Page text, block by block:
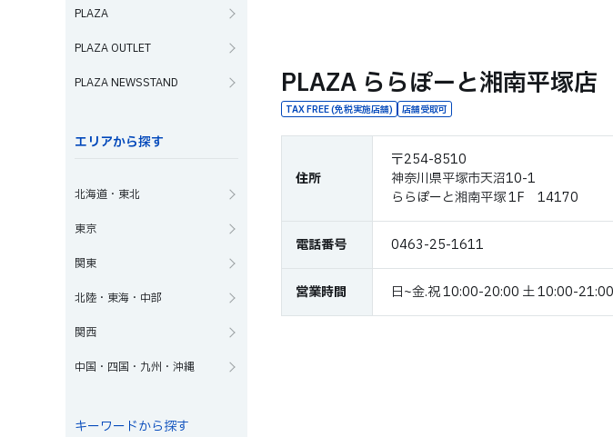
PLAZA
PLAZA OUTLET
PLAZA NEWSSTAND
エリアから探す
北海道・東北
東京
関東
北陸・東海・中部
関西
中国・四国・九州・沖縄
キーワードから探す
PLAZA ららぽーと湘南平塚店
TAX FREE (免税実施店舗) 店舗受取可
住所
〒254-8510
神奈川県平塚市天沼10-1
ららぽーと湘南平塚 1F 14170
電話番号 0463-25-1611
営業時間 日~金.祝 10:00-20:00 土 10:00-21:00